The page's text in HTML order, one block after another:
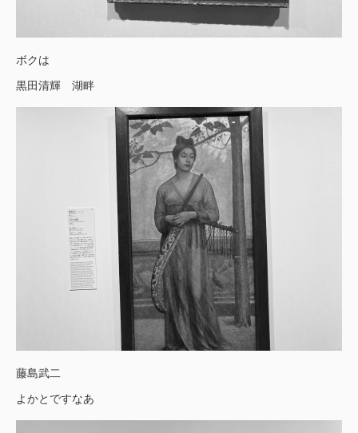
ボクは
黒田清輝 湖畔
藤島武二
よかとですなあ